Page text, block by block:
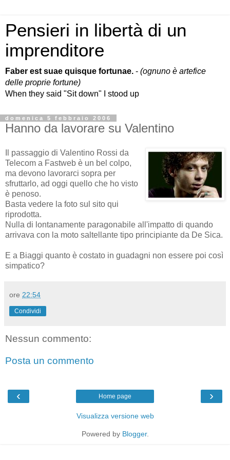
Pensieri in libertà di un
imprenditore
Faber est suae quisque fortunae. - (ognuno è artefice
delle proprie fortune)
When they said "Sit down" I stood up
domenica 5 febbraio 2006
Hanno da lavorare su Valentino
Il passaggio di Valentino Rossi da
Telecom a Fastweb è un bel colpo,
ma devono lavorarci sopra per
sfruttarlo, ad oggi quello che ho visto
è penoso.
Basta vedere la foto sul sito qui
riprodotta.
Nulla di lontanamente paragonabile all'impatto di quando
arrivava con la moto saltellante tipo principiante da De Sica.
E a Biaggi quanto è costato in guadagni non essere poi così
simpatico?
ore 22:54
Condividi
Nessun commento:
Posta un commento
‹ ›
Home page
Visualizza versione web
Powered by Blogger.